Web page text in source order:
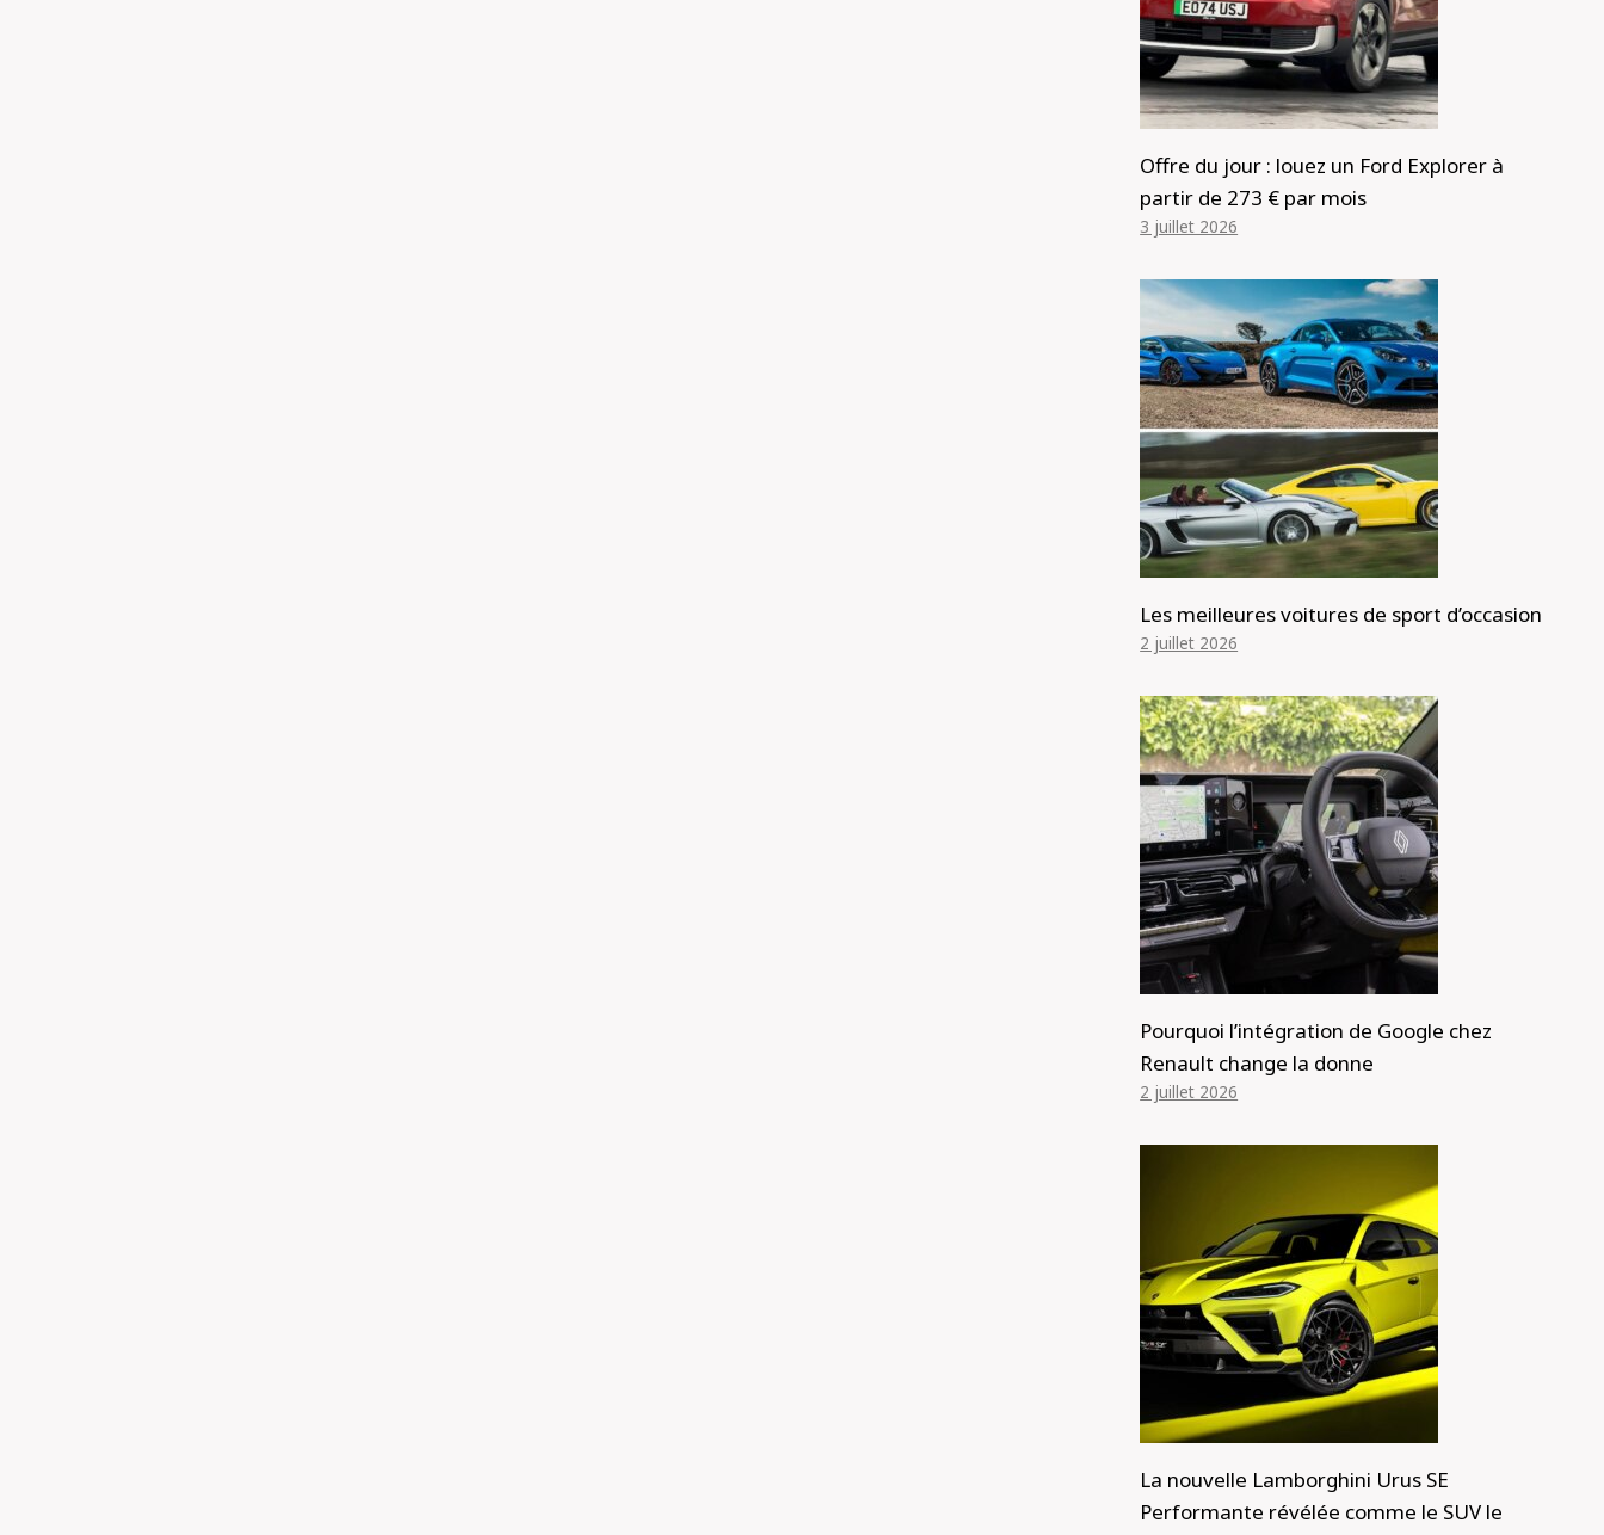
Offre du jour : louez un Ford Explorer à
partir de 273 € par mois
3 juillet 2026
Les meilleures voitures de sport d’occasion
2 juillet 2026
Pourquoi l’intégration de Google chez
Renault change la donne
2 juillet 2026
La nouvelle Lamborghini Urus SE
Performante révélée comme le SUV le